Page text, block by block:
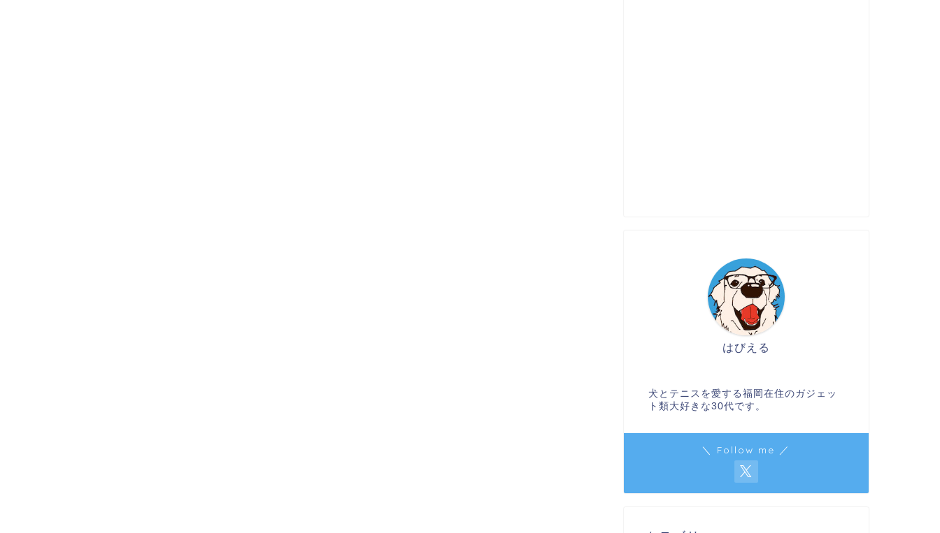
はびえる
犬とテニスを愛する福岡在住のガジェッ
ト類大好きな30代です。
＼ Follow me ／